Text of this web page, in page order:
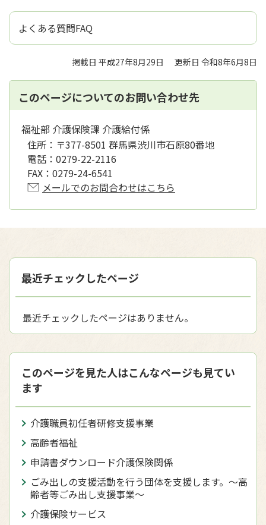
よくある質問FAQ
掲載日 平成27年8月29日 更新日 令和8年6月8日
このページについてのお問い合わせ先
福祉部 介護保険課 介護給付係
住所： 〒377-8501 群馬県渋川市石原80番地
電話： 0279-22-2116
FAX： 0279-24-6541
メールでのお問合わせはこちら
最近チェックしたページ
最近チェックしたページはありません。
このページを見た人はこんなページも見てい
ます
介護職員初任者研修支援事業
高齢者福祉
申請書ダウンロード介護保険関係
ごみ出しの支援活動を行う団体を支援します。～高
齢者等ごみ出し支援事業～
介護保険サービス